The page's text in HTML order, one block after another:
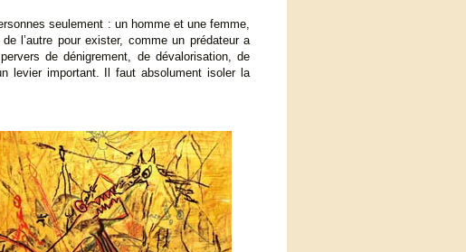
seulement : un homme et une femme,
l’autre pour exister, comme un prédateur a
de dénigrement, de dévalorisation, de
levier important. Il faut absolument isoler la